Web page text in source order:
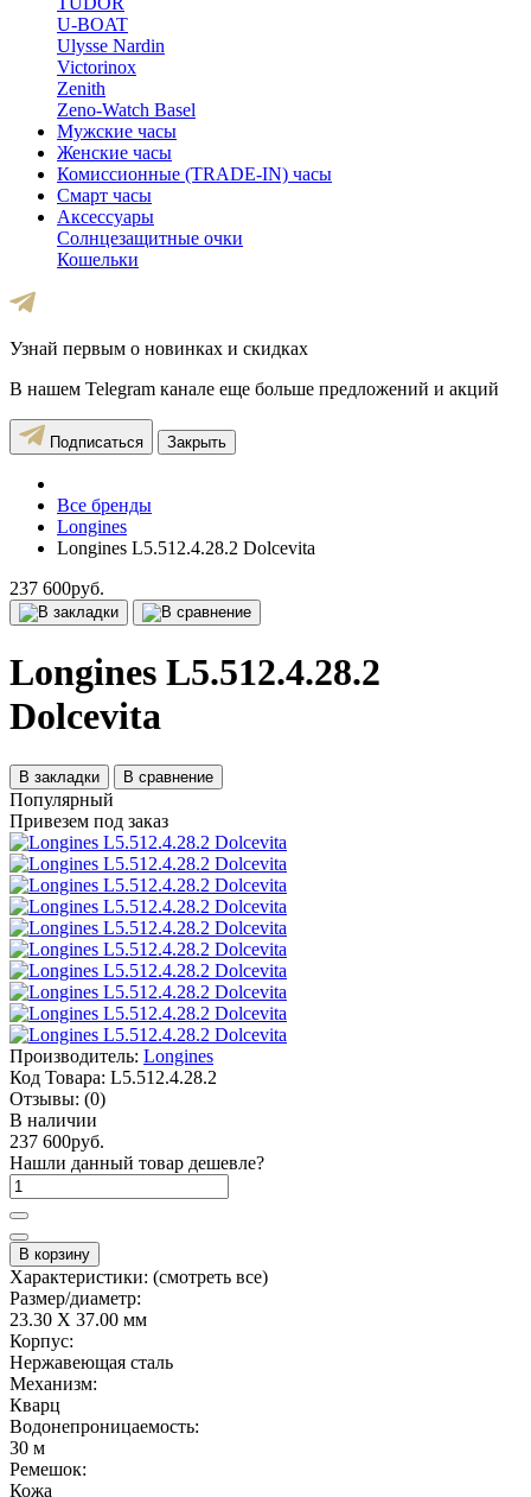
U-BOAT
Ulysse Nardin
Victorinox
Zenith
Zeno-Watch Basel
Мужские часы
Женские часы
Комиссионные (TRADE-IN) часы
Смарт часы
Аксессуары
Солнцезащитные очки
Кошельки
Узнай первым о новинках и скидках
В нашем Telegram канале еще больше предложений и акций
Подписаться Закрыть
Все бренды
Longines
Longines L5.512.4.28.2 Dolcevita
237 600руб.
Longines L5.512.4.28.2
Dolcevita
В закладки В сравнение
Популярный
Привезем под заказ
Производитель: Longines
Код Товара: L5.512.4.28.2
Отзывы: (0)
В наличии
237 600руб.
Нашли данный товар дешевле?
В корзину
Характеристики: (смотреть все)
Размер/диаметр:
23.30 X 37.00 мм
Корпус:
Нержавеющая сталь
Механизм:
Кварц
Водонепроницаемость:
30 м
Ремешок:
Кожа